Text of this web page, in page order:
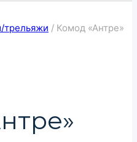
трельяжи / Комод «Антре»